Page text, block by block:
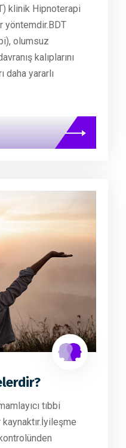
klinik Hipnoterapi
​BDT
olumsuz
kalıplarını
daha yararlı
tıbbi